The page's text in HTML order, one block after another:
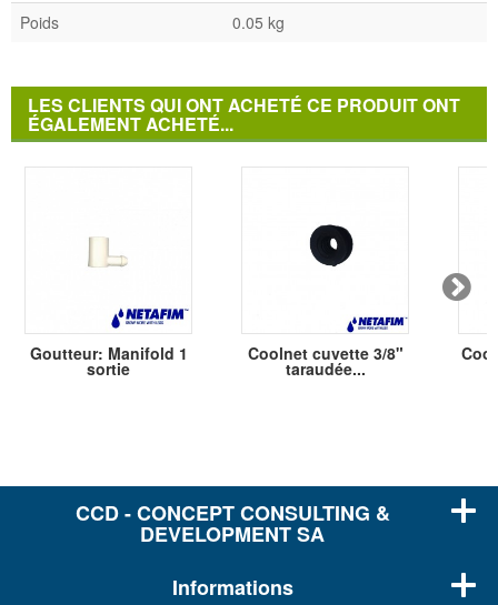
Poids 0.05 kg
LES CLIENTS QUI ONT ACHETÉ CE PRODUIT ONT
ÉGALEMENT ACHETÉ...
Goutteur: Manifold 1
sortie
Coolnet cuvette 3/8"
taraudée...
CCD - CONCEPT CONSULTING &
DEVELOPMENT SA
Informations